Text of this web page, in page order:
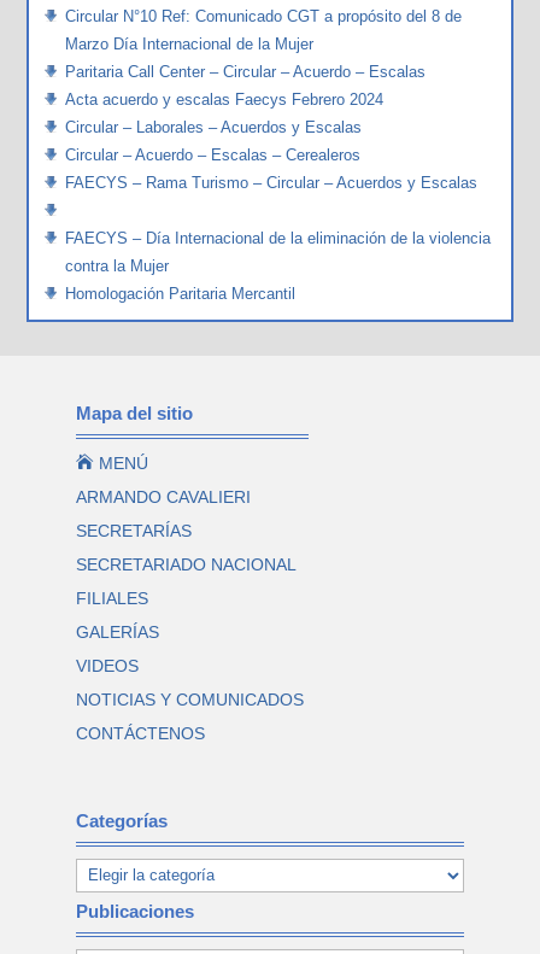
Circular N°10 Ref: Comunicado CGT a propósito del 8 de
Marzo Día Internacional de la Mujer
Paritaria Call Center – Circular – Acuerdo – Escalas
Acta acuerdo y escalas Faecys Febrero 2024
Circular – Laborales – Acuerdos y Escalas
Circular – Acuerdo – Escalas – Cerealeros
FAECYS – Rama Turismo – Circular – Acuerdos y Escalas
FAECYS – Día Internacional de la eliminación de la violencia
contra la Mujer
Homologación Paritaria Mercantil
Mapa del sitio
 MENÚ
ARMANDO CAVALIERI
SECRETARÍAS
SECRETARIADO NACIONAL
FILIALES
GALERÍAS
VIDEOS
NOTICIAS Y COMUNICADOS
CONTÁCTENOS
Categorías
Publicaciones